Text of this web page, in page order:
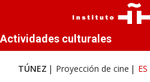
Actividades culturales
TÚNEZ Proyección de cine ES